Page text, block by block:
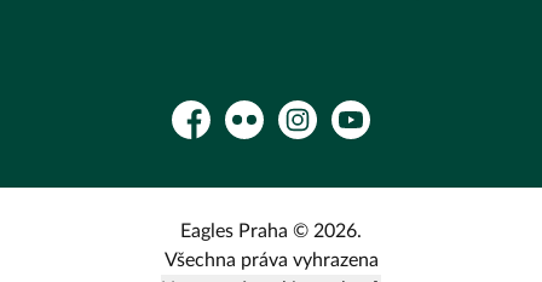
FacebookFlickr InstagramYouTube
Eagles Praha © 2026.
Všechna práva vyhrazena